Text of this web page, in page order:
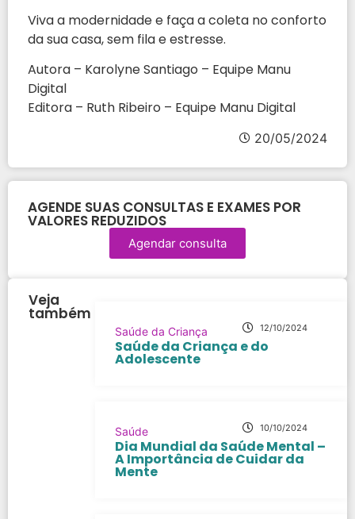
Viva a modernidade e faça a coleta no conforto
da sua casa, sem fila e estresse.
Autora – Karolyne Santiago – Equipe Manu
Digital
Editora – Ruth Ribeiro – Equipe Manu Digital
20/05/2024
AGENDE SUAS CONSULTAS E EXAMES POR
VALORES REDUZIDOS
Agendar consulta
Veja
também
Saúde da Criança 12/10/2024
Saúde da Criança e do
Adolescente
Saúde 10/10/2024
Dia Mundial da Saúde Mental –
A Importância de Cuidar da
Mente